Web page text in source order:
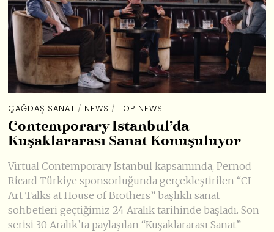
ÇAĞDAŞ SANAT / NEWS / TOP NEWS
Contemporary Istanbul’da
Kuşaklararası Sanat Konuşuluyor
Virtual Contemporary Istanbul kapsamında, Pernod
Ricard Türkiye sponsorluğunda gerçekleştirilen “CI
Art Talks at House of Brothers” başlıklı sanat
sohbetleri geçtiğimiz 24 Aralık tarihinde başladı. Son
serisi 30 Aralık’ta paylaşılan “Kuşaklararası Sanat”